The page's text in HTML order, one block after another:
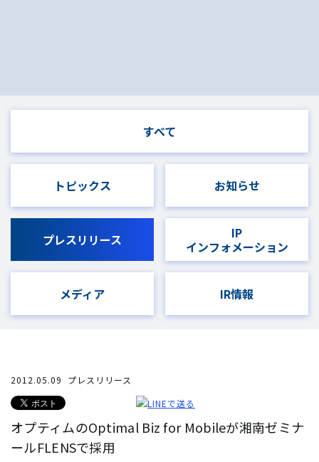
すべて
トピックス お知らせ
プレスリリース
IP
インフォメーション
メディア IR情報
2012.05.09 プレスリリース
オプティムのOptimal Biz for Mobileが湘南ゼミナ
ールFLENSで採用